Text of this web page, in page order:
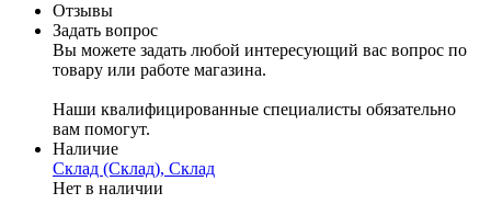
Отзывы
Задать вопрос
Вы можете задать любой интересующий вас вопрос по
товару или работе магазина.
Наши квалифицированные специалисты обязательно
вам помогут.
Наличие
Склад (Склад), Склад
Нет в наличии